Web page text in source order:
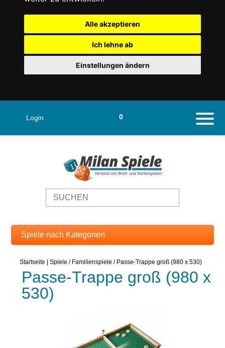
Alle akzeptieren
Ich lehne ab
Einstellungen ändern
Login 0
Startseite |Spiele / Familienspiele / Passe-Trappe groß (980 x 530)
Passe-Trappe groß (980 x
530)